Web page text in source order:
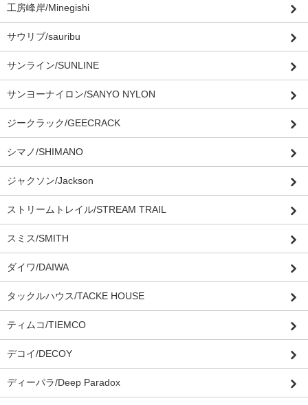
工房峰岸/Minegishi
サウリブ/sauribu
サンライン/SUNLINE
サンヨーナイロン/SANYO NYLON
ジークラック/GEECRACK
シマノ/SHIMANO
ジャクソン/Jackson
ストリームトレイル/STREAM TRAIL
スミス/SMITH
ダイワ/DAIWA
タックルハウス/TACKE HOUSE
ティムコ/TIEMCO
デコイ/DECOY
ディーパラ/Deep Paradox